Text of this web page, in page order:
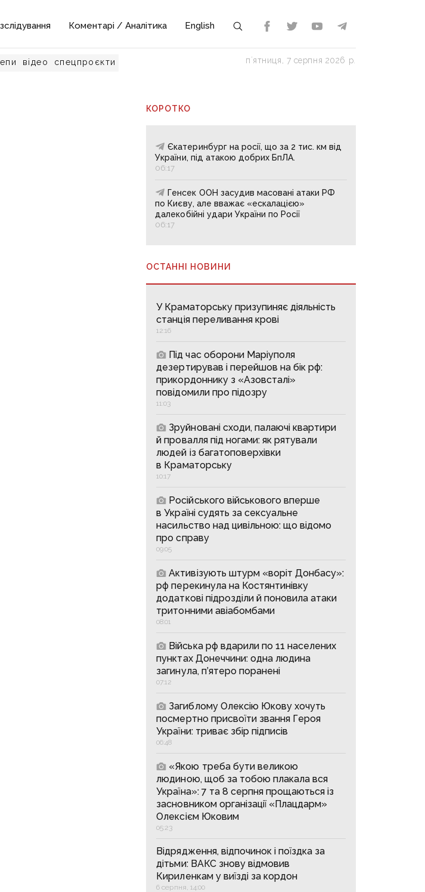
Коментарі / Аналітика English
відео спецпроєкти пʼятниця, 7 серпня 2026 р.
КОРОТКО
Єкатеринбург на росії, що за 2 тис. км від
України, під атакою добрих БпЛА.
06:17
Генсек ООН засудив масовані атаки РФ
по Києву, але вважає «ескалацією»
далекобійні удари України по Росії
06:17
ОСТАННІ НОВИНИ
У Краматорську призупиняє діяльність
станція переливання крові
12:16
Під час оборони Маріуполя
дезертирував і перейшов на бік рф:
прикордоннику з «Азовсталі»
повідомили про підозру
11:03
Зруйновані сходи, палаючі квартири
й провалля під ногами: як рятували
людей із багатоповерхівки
в Краматорську
10:17
Російського військового вперше
в Україні судять за сексуальне
насильство над цивільною: що відомо
про справу
09:05
Активізують штурм «воріт Донбасу»:
рф перекинула на Костянтинівку
додаткові підрозділи й поновила атаки
тритонними авіабомбами
08:01
Війська рф вдарили по 11 населених
пунктах Донеччини: одна людина
загинула, п’ятеро поранені
07:12
Загиблому Олексію Юкову хочуть
посмертно присвоїти звання Героя
України: триває збір підписів
06:48
«Якою треба бути великою
людиною, щоб за тобою плакала вся
Україна»: 7 та 8 серпня прощаються із
засновником організації «Плацдарм»
Олексієм Юковим
05:23
Відрядження, відпочинок і поїздка за
дітьми: ВАКС знову відмовив
Кириленкам у виїзді за кордон
6 серпня, 14:00